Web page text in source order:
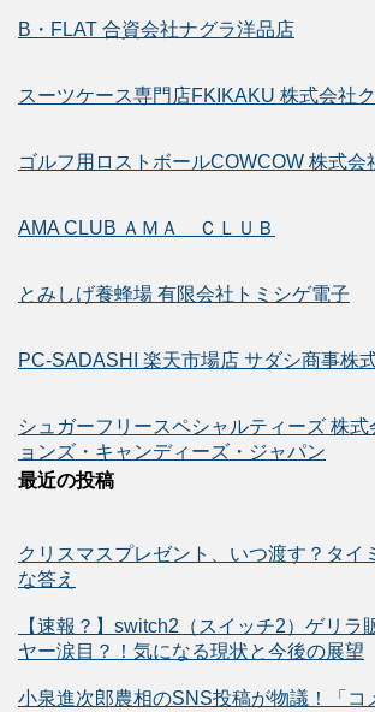
B・FLAT 合資会社ナグラ洋品店
スーツケース専門店FKIKAKU 株式会社
ゴルフ用ロストボールCOWCOW 株式会
AMA CLUB ＡＭＡ ＣＬＵＢ
とみしげ養蜂場 有限会社トミシゲ電子
PC-SADASHI 楽天市場店 サダシ商事株
シュガーフリースペシャルティーズ 株
ョンズ・キャンディーズ・ジャパン
最近の投稿
クリスマスプレゼント、いつ渡す？タイ
な答え
【速報？】switch2（スイッチ2）ゲリラ
ヤー涙目？！気になる現状と今後の展望
小泉進次郎農相のSNS投稿が物議！「コ